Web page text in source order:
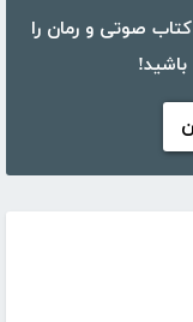
بیش از ۵۰،۰۰۰ کتاب، کتاب صوتی و رمان را